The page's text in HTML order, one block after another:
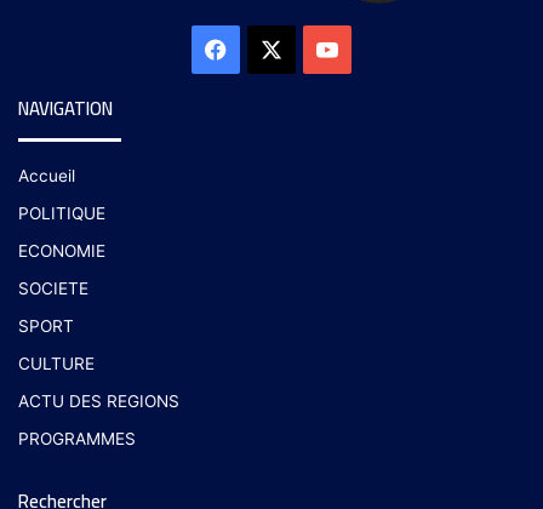
NAVIGATION
Accueil
POLITIQUE
ECONOMIE
SOCIETE
SPORT
CULTURE
ACTU DES REGIONS
PROGRAMMES
Rechercher